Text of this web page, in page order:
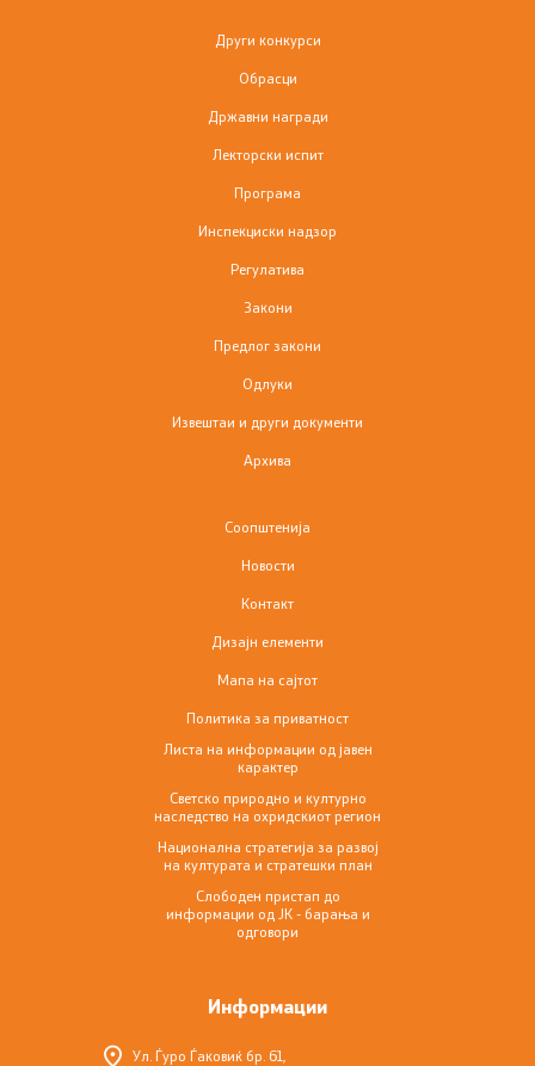
Информации од јавен карактер
Листа на информации од јавен карактер
Инспекциски надзор
Извештаи и други документи
Национална стратегија за развој на културата и
Слободен пристап до информации од ЈК - барања и
Изјава за пристапност
Други конкурси
Обрасци
Државни награди
Лекторски испит
Програма
Инспекциски надзор
Регулатива
Закони
Предлог закони
Одлуки
Извештаи и други документи
Архива
Соопштенија
Новости
Контакт
Дизајн елементи
Мапа на сајтот
Политика за приватност
Листа на информации од јавен
карактер
Светско природно и културно
наследство на охридскиот регион
Национална стратегија за развој
на културата и стратешки план
Слободен пристап до
информации од ЈК - барања и
одговори
Информации
Ул. Ѓуро Ѓаковиќ бр. 61,